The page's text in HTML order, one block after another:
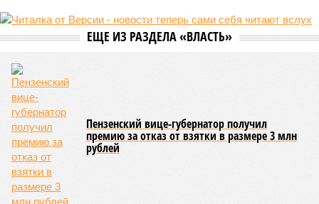
ЕЩЕ ИЗ РАЗДЕЛА «ВЛАСТЬ»
Пензенский вице-губернатор получил
премию за отказ от взятки в размере 3 млн
рублей